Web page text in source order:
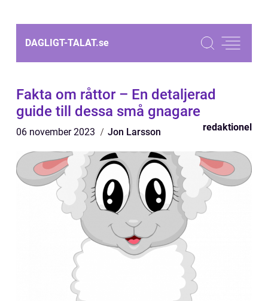
DAGLIGT-TALAT.se
Fakta om råttor – En detaljerad
guide till dessa små gnagare
06 november 2023 Jon Larsson redaktionel